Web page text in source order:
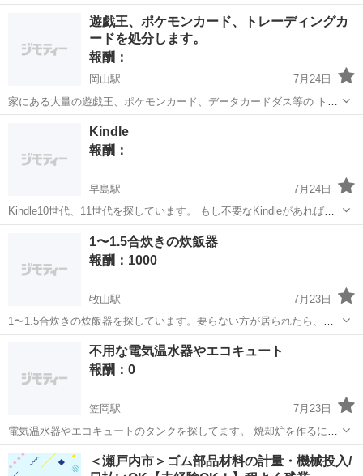
す。 ・機械に部品をセット・加工された製品を目視で検査・目視検査
した製品を梱包・部品供給などなど動きのある業務なので、 体を動か
したい人にもおすすめ！ 【取扱製...
岡山市 工場
遊戯王、ポケモンカード、トレーディングカ
ードを処分します。
報酬：
岡山駅
7月24日
家にある大量の遊戯王、ポケモンカード、データカードダス等の トレ
ーディングカードをご自宅まで無料で引き取るので、 お困りでしたら
連絡お願いします。Kindle
報酬：
早島駅
7月24日
Kindle10世代、11世代を探しています。 もし不要なKindleがあればお
声がけください。 価格は相談させてください。
早島駅 買いたい/ください
1〜1.5合炊きの炊飯器
報酬：1000
牧山駅
7月23日
1〜1.5合炊きの炊飯器を探しています。要らない方が居られたら、売
ってください。内釜の綺麗いな物でお願いします。
赤磐市 牧山駅 買いたい/ください
不用な電気温水器やエコキュート
報酬：0
笠岡駅
7月23日
電気温水器やエコキュートのタンクを探してます。 焼却炉を作るにあ
たって中に入っている貯水タンクが欲しいので撤去予定や故障品でも
かまいません。 取り外ししてなければ取り外してそのまま持って帰り
岡山 笠岡市 笠岡駅 買いたい/ください エコキュート
＜瀬戸内市＞ゴム部品材料の計量・機械投入/